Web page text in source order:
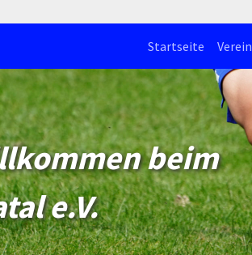
Startseite Verein
beim
e.V.